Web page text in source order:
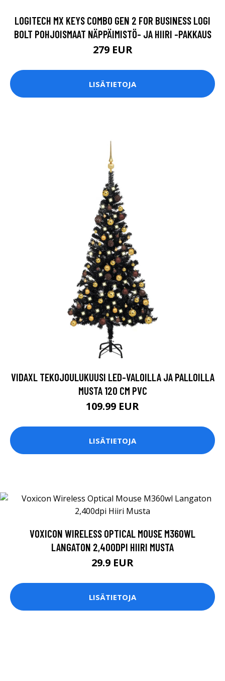
LOGITECH MX KEYS COMBO GEN 2 FOR BUSINESS LOGI
BOLT POHJOISMAAT NÄPPÄIMISTÖ- JA HIIRI -PAKKAUS
279 EUR
LISÄTIETOJA
VIDAXL TEKOJOULUKUUSI LED-VALOILLA JA PALLOILLA
MUSTA 120 CM PVC
109.99 EUR
LISÄTIETOJA
VOXICON WIRELESS OPTICAL MOUSE M360WL
LANGATON 2,400DPI HIIRI MUSTA
29.9 EUR
LISÄTIETOJA